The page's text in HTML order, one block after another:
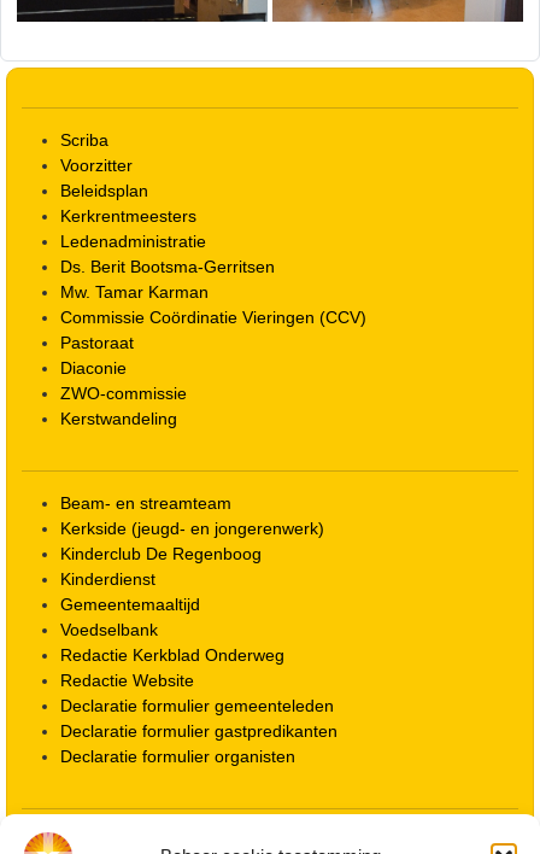
Scriba
Voorzitter
Beleidsplan
Kerkrentmeesters
Ledenadministratie
Ds. Berit Bootsma-Gerritsen
Mw. Tamar Karman
Commissie Coördinatie Vieringen (CCV)
Pastoraat
Diaconie
ZWO-commissie
Kerstwandeling
Beam- en streamteam
Kerkside (jeugd- en jongerenwerk)
Kinderclub De Regenboog
Kinderdienst
Gemeentemaaltijd
Voedselbank
Redactie Kerkblad Onderweg
Redactie Website
Declaratie formulier gemeenteleden
Declaratie formulier gastpredikanten
Declaratie formulier organisten
Locatie kerk